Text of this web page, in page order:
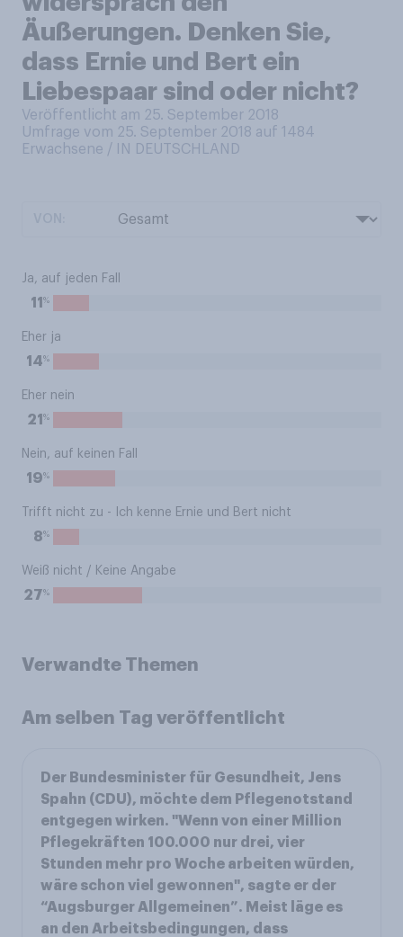
Äußerungen. Denken Sie,
dass Ernie und Bert ein
Liebespaar sind oder nicht?
Veröffentlicht am 25. September 2018
Umfrage vom 25. September 2018 auf 1484
Erwachsene / IN DEUTSCHLAND
Ja, auf jeden Fall
11 %
Eher ja
14%
Eher nein
21 %
Nein, auf keinen Fall
19%
Trifft nicht zu - Ich kenne Ernie und Bert nicht
8%
Weiß nicht / Keine Angabe
27%
Verwandte Themen
Am selben Tag veröffentlicht
Der Bundesminister für Gesundheit, Jens
Spahn (CDU), möchte dem Pflegenotstand
entgegen wirken. "Wenn von einer Million
Pflegekräften 100.000 nur drei, vier
Stunden mehr pro Woche arbeiten würden,
wäre schon viel gewonnen", sagte er der
“Augsburger Allgemeinen”. Meist läge es
an den Arbeitsbedingungen, dass